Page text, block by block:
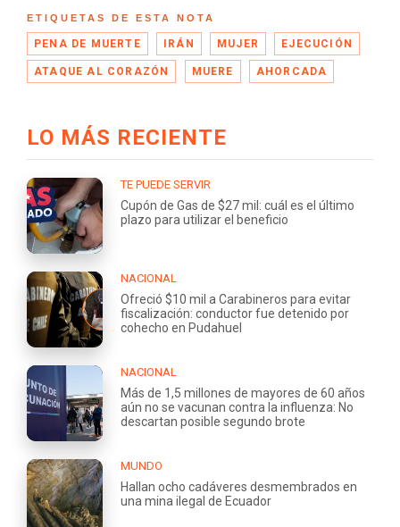
ETIQUETAS DE ESTA NOTA
PENA DE MUERTE IRÁN MUJER EJECUCIÓN
ATAQUE AL CORAZÓN MUERE AHORCADA
LO MÁS RECIENTE
TE PUEDE SERVIR
Cupón de Gas de $27 mil: cuál es el último
plazo para utilizar el beneficio
NACIONAL
Ofreció $10 mil a Carabineros para evitar
fiscalización: conductor fue detenido por
cohecho en Pudahuel
NACIONAL
Más de 1,5 millones de mayores de 60 años
aún no se vacunan contra la influenza: No
descartan posible segundo brote
MUNDO
Hallan ocho cadáveres desmembrados en
una mina ilegal de Ecuador